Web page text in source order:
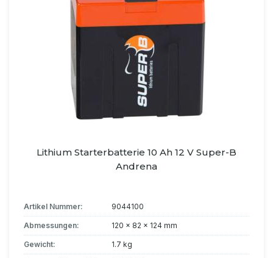
Lithium Starterbatterie 10 Ah 12 V Super-B
Andrena
Artikel Nummer: 9044100
Abmessungen: 120 x 82 x 124 mm
Gewicht: 1.7 kg